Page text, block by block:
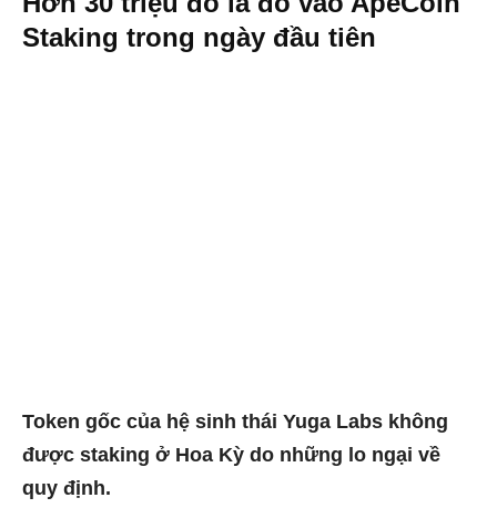
Staking trong ngày đầu tiên
Token gốc của hệ sinh thái Yuga Labs không
được staking ở Hoa Kỳ do những lo ngại về
quy định.